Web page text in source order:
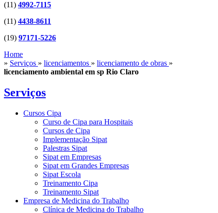
(11) 4992-7115
(11) 4438-8611
(19) 97171-5226
Home
» Serviços » licenciamentos » licenciamento de obras »
licenciamento ambiental em sp Rio Claro
Serviços
Cursos Cipa
Curso de Cipa para Hospitais
Cursos de Cipa
Implementação Sipat
Palestras Sipat
Sipat em Empresas
Sipat em Grandes Empresas
Sipat Escola
Treinamento Cipa
Treinamento Sipat
Empresa de Medicina do Trabalho
Clínica de Medicina do Trabalho